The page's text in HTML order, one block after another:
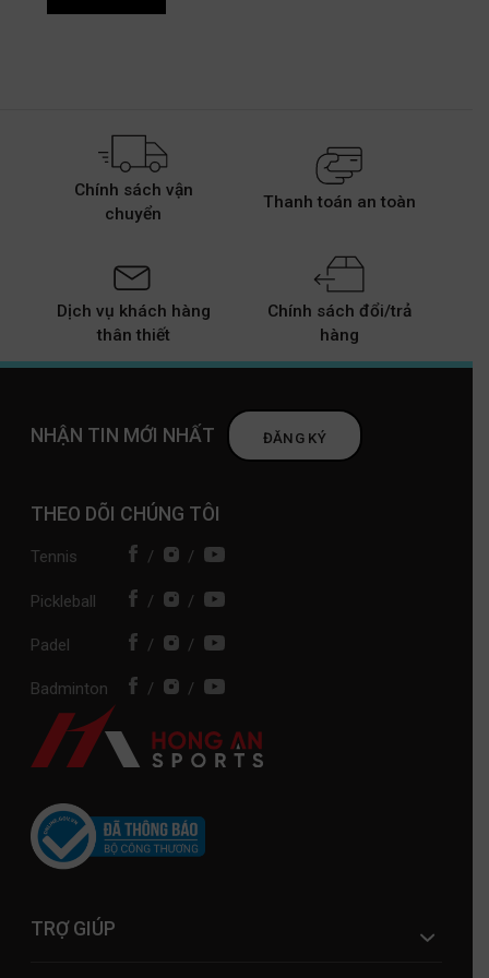
Chính sách vận
chuyển
Thanh toán an toàn
Dịch vụ khách hàng
thân thiết
Chính sách đổi/trả
hàng
NHẬN TIN MỚI NHẤT ĐĂNG KÝ
THEO DÕI CHÚNG TÔI
Tennis / /
Pickleball / /
Padel / /
Badminton / /
TRỢ GIÚP